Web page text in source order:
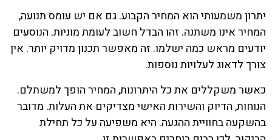
יתרון משמעותי הוא המחיר הקבוע. גם אם יש עומס תנועה,
המחיר אינו משתנה. זהו הבדל חשוב לעומת מוניות. הנוסעים
יודעים מראש כמה ישלמו. זה מאפשר תכנון מדויק יותר. אין
צורך לדאוג לעלויות נוספות.
כאשר משקללים את כל היתרונות, המחיר הופך למשתלם.
הנוחות, הדיוק והשירות האישי מצדיקים את העלות. מדובר
בהשקעה בחוויית ההגעה. היא משפיעה על כל תחילת